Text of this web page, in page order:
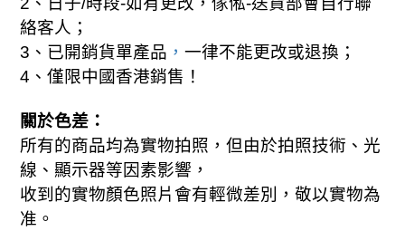
絡客人；
3 、已開銷貨單產品 ， 一律不能更改或退換 ；
4 、 僅限中國香港銷售！
關於色差：
所有的商品均為實物拍照，但由於拍照技術、光
線、顯示器等因素影響，
收到的實物顏色照片會有輕微差別，敬以實物為
准。